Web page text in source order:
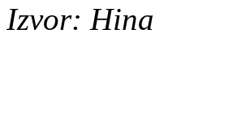
Izvor: Hina